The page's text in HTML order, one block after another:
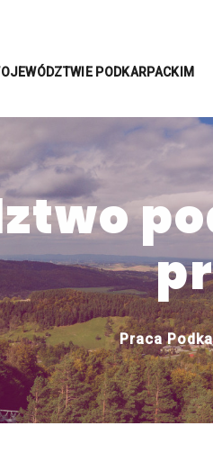
PODKARPACKIM
Praca